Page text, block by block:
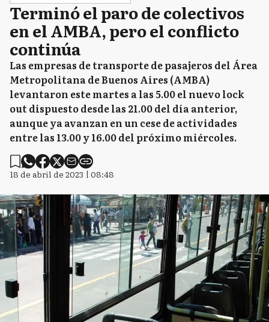
C Castelli
C Chacabuco
C Chascomús
C Chivilcoy
C Colón
CD Coronel Dorrego
Terminó el paro de colectivos
en el AMBA, pero el conflicto
continúa
Las empresas de transporte de pasajeros del Área
Metropolitana de Buenos Aires (AMBA)
levantaron este martes a las 5.00 el nuevo lock
out dispuesto desde las 21.00 del día anterior,
aunque ya avanzan en un cese de actividades
entre las 13.00 y 16.00 del próximo miércoles.
18 de abril de 2023 | 08:48